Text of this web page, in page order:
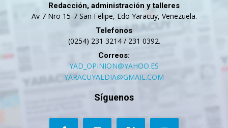
Redacción, administración y talleres
Av 7 Nro 15-7 San Felipe, Edo Yaracuy, Venezuela.
Telefonos
(0254) 231 3214 / 231 0392.
Correos:
YAD_OPINION@YAHOO.ES
YARACUYALDIA@GMAIL.COM
Síguenos